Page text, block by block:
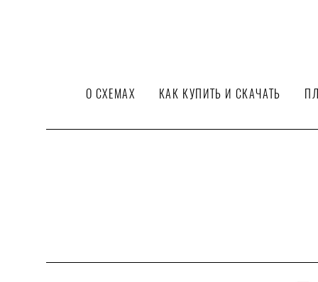
О СХЕМАХ КАК КУПИТЬ И СКАЧАТЬ